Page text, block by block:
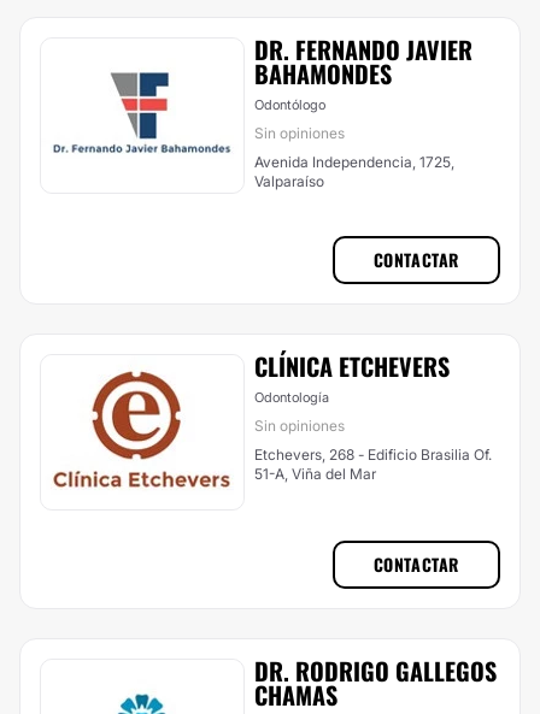
DR. FERNANDO JAVIER
BAHAMONDES
Odontólogo
Sin opiniones
Avenida Independencia, 1725,
Valparaíso
CONTACTAR
CLÍNICA ETCHEVERS
Odontología
Sin opiniones
Etchevers, 268 - Edificio Brasilia Of.
51-A, Viña del Mar
CONTACTAR
DR. RODRIGO GALLEGOS
CHAMAS